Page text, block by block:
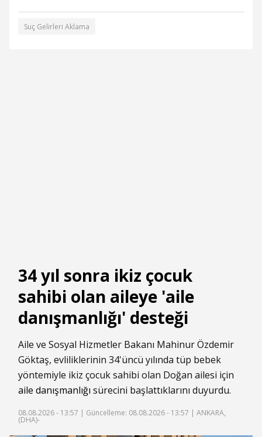
Suç Gelirleri Aklama
34 yıl sonra ikiz çocuk
sahibi olan aileye 'aile
danışmanlığı' desteği
Aile ve Sosyal Hizmetler Bakanı Mahinur Özdemir
Göktaş, evliliklerinin 34'üncü yılında tüp bebek
yöntemiyle ikiz çocuk sahibi olan Doğan ailesi için
aile danışmanlığı sürecini başlattıklarını duyurdu.
08.08.2026 - 13:57 | Güncelleme: 08.08.2026 - 13:57 | ANKARA,
(DHA)-